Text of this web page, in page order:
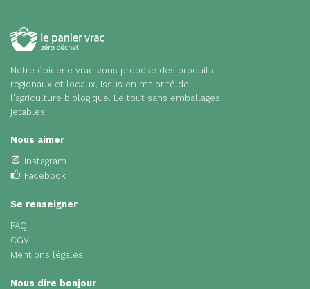
Notre épicerie vrac vous propose des produits
régionaux et locaux, issus en majorité de
l'agriculture biologique. Le tout sans emballages
jetables.
Nous aimer
Instagram
Facebook
Se renseigner
FAQ
CGV
Mentions légales
Nous dire bonjour